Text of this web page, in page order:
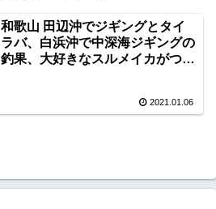
和歌山 田辺沖でジギングとタイ
ラバ、白浜沖で中深海ジギングの
釣果、大好きなスルメイカがつれ
2021.01.06